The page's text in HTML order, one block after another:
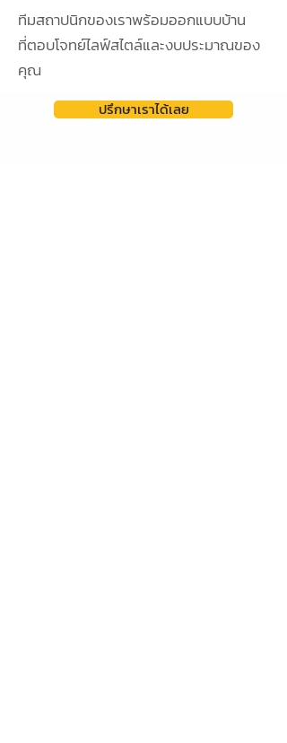
ทีมสถาปนิกของเราพร้อมออกแบบบ้าน
ที่ตอบโจทย์ไลฟ์สไตล์และงบประมาณของ
คุณ
ปรึกษาเราได้เลย